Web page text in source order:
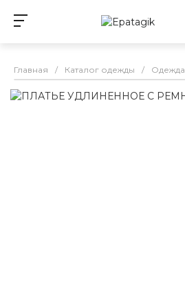
Главная / Каталог одежды / Одежда